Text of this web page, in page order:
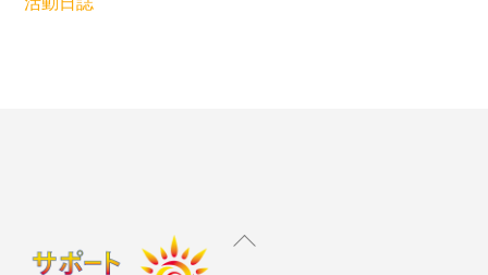
Back